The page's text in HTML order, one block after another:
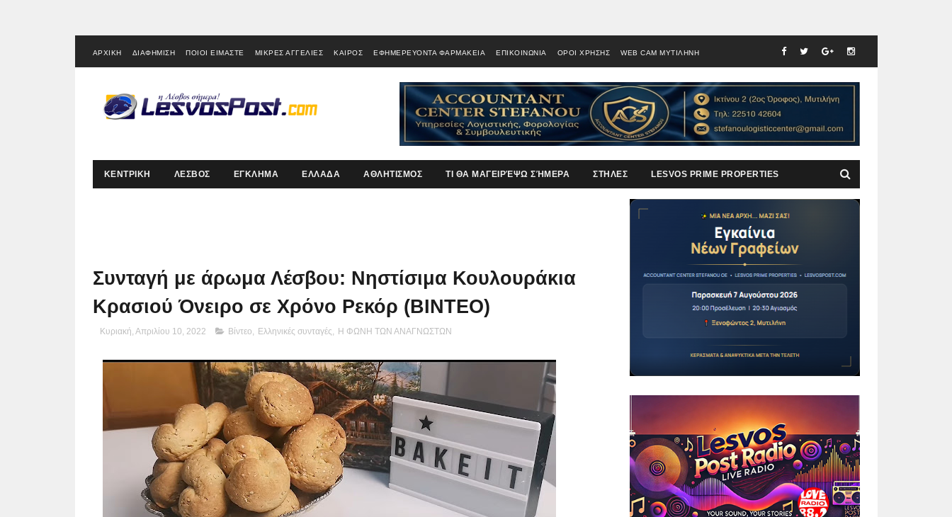
ΑΡΧΙΚΗ ΔΙΑΦΗΜΙΣΗ ΠΟΙΟΙ ΕΙΜΑΣΤΕ ΜΙΚΡΕΣ ΑΓΓΕΛΙΕΣ ΚΑΙΡΟΣ ΕΦΗΜΕΡΕΥΟΝΤΑ ΦΑΡΜΑΚΕΙΑ ΕΠΙΚΟΙΝΩΝΙΑ ΟΡΟΙ ΧΡΗΣΗΣ WEB CAM ΜΥΤΙΛΗΝΗ
ΚΕΝΤΡΙΚΗ ΛΕΣΒΟΣ ΕΓΚΛΗΜΑ ΕΛΛΑΔΑ ΑΘΛΗΤΙΣΜΟΣ ΤΙ ΘΑ ΜΑΓΕΙΡΈΨΩ ΣΉΜΕΡΑ ΣΤΗΛΕΣ LESVOS PRIME PROPERTIES
Συνταγή με άρωμα Λέσβου: Νηστίσιμα Κουλουράκια
Κρασιού Όνειρο σε Χρόνο Ρεκόρ (BINTEO)
Κυριακή, Απριλίου 10, 2022 Βίντεο, Ελληνικές συνταγές, Η ΦΩΝΗ ΤΩΝ ΑΝΑΓΝΩΣΤΩΝ